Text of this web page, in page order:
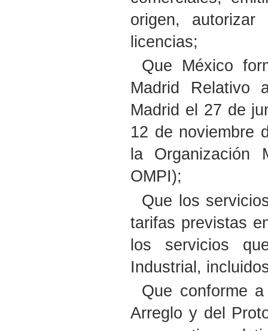
origen,
licencias;
Que México
Madrid Relativo
Madrid el 27 de
12 de noviembre
la Organización
OMPI);
Que los
tarifas previstas
los servicios
Industrial,
Que conforme
Arreglo y del